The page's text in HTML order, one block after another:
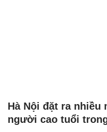
Hà Nội đặt ra nhiều
người cao tuổi